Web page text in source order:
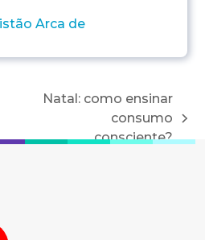
post:
Natal: como ensinar
consumo
consciente?